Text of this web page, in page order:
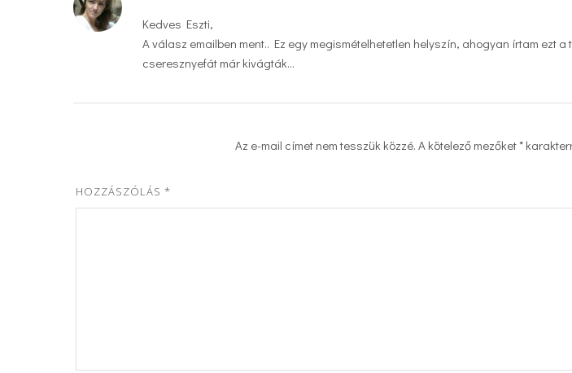
Kedves Eszti,
A válasz emailben ment.. Ez egy megismételhetetlen helyszín, ahogyan írtam ezt a
cseresznyefát már kivágták…
Az e-mail címet nem tesszük közzé. A kötelező mezőket*
HOZZÁSZÓLÁS *